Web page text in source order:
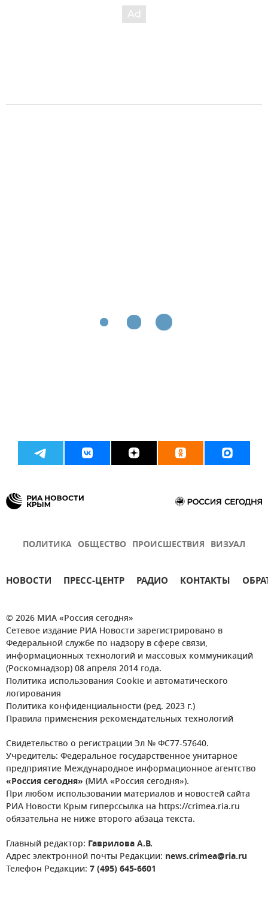
ПОЛИТИКА ОБЩЕСТВО ПРОИСШЕСТВИЯ ВИЗУАЛ
НОВОСТИ ПРЕСС-ЦЕНТР РАДИО КОНТАКТЫ
© 2026 МИА «Россия сегодня»
Сетевое издание РИА Новости зарегистрировано в
Федеральной службе по надзору в сфере связи,
информационных технологий и массовых коммуникаций
(Роскомнадзор) 08 апреля 2014 года.
Политика использования Cookie и автоматического
логирования
Политика конфиденциальности (ред. 2023 г.)
Правила применения рекомендательных технологий
Свидетельство о регистрации Эл № ФС77-57640.
Учредитель: Федеральное государственное унитарное
предприятие Международное информационное агентство
«Россия сегодня» (МИА «Россия сегодня»).
При любом использовании материалов и новостей сайта
РИА Новости Крым гиперссылка на https://crimea.ria.ru
обязательна не ниже второго абзаца текста.
Главный редактор: Гаврилова А.В.
Адрес электронной почты Редакции: news.crimea@ria.ru
Телефон Редакции: 7 (495) 645-6601